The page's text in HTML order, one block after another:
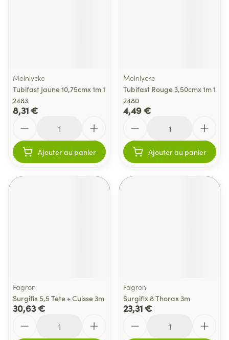
Molnlycke
Tubifast Jaune 10,75cmx 1m 1
2483
8,31 €
Ajouter au panier
Molnlycke
Tubifast Rouge 3,50cmx 1m 1
2480
4,49 €
Ajouter au panier
Fagron
Surgifix 5,5 Tete + Cuisse 3m
30,63 €
Fagron
Surgifix 8 Thorax 3m
23,31 €